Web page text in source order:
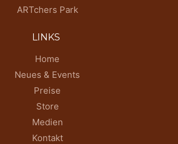
ARTchers Park
LINKS
Home
Neues & Events
Preise
Store
Medien
Kontakt